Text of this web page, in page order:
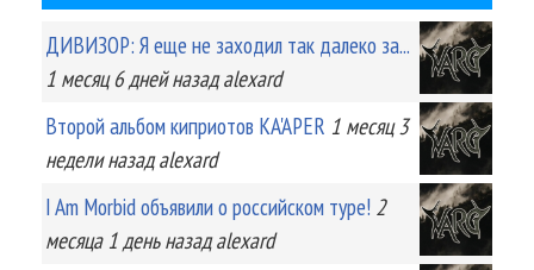
ДИВИЗОР: Я еще не заходил так далеко за...
1 месяц 6 днейназад alexard
Второй альбом киприотов KA'APER 1 месяц 3
неделиназад alexard
I Am Morbid объявили о российском туре! 2
месяца 1 деньназад alexard